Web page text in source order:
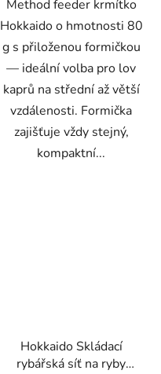
Method feeder krmítko
Hokkaido o hmotnosti 80
g s přiloženou formičkou
— ideální volba pro lov
kaprů na střední až větší
vzdálenosti. Formička
zajišťuje vždy stejný,
kompaktní...
Hokkaido Skládací
rybářská síť na ryby